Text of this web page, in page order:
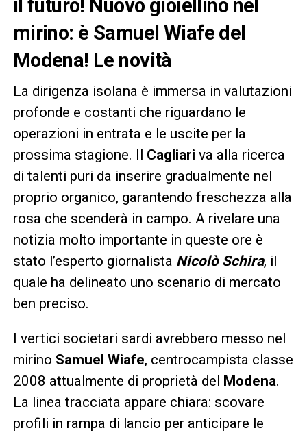
il futuro! Nuovo gioiellino nel
mirino: è Samuel Wiafe del
Modena! Le novità
La dirigenza isolana è immersa in valutazioni
profonde e costanti che riguardano le
operazioni in entrata e le uscite per la
prossima stagione. Il Cagliari va alla ricerca
di talenti puri da inserire gradualmente nel
proprio organico, garantendo freschezza alla
rosa che scenderà in campo. A rivelare una
notizia molto importante in queste ore è
stato l’esperto giornalista Nicolò Schira, il
quale ha delineato uno scenario di mercato
ben preciso.
I vertici societari sardi avrebbero messo nel
mirino Samuel Wiafe, centrocampista classe
2008 attualmente di proprietà del Modena.
La linea tracciata appare chiara: scovare
profili in rampa di lancio per anticipare le